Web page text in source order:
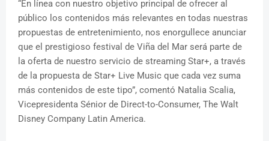
“En línea con nuestro objetivo principal de ofrecer al
público los contenidos más relevantes en todas nuestras
propuestas de entretenimiento, nos enorgullece anunciar
que el prestigioso festival de Viña del Mar será parte de
la oferta de nuestro servicio de streaming Star+, a través
de la propuesta de Star+ Live Music que cada vez suma
más contenidos de este tipo”, comentó Natalia Scalia,
Vicepresidenta Sénior de Direct-to-Consumer, The Walt
Disney Company Latin America.